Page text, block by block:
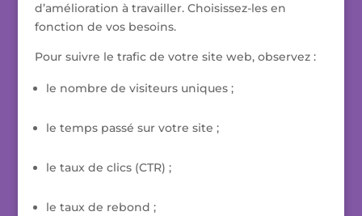
d’amélioration à travailler. Choisissez-les en
fonction de vos besoins.
Pour suivre le trafic de votre site web, observez :
le nombre de visiteurs uniques ;
le temps passé sur votre site ;
le taux de clics (CTR) ;
le taux de rebond ;